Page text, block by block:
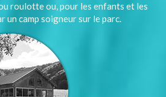
roulotte ou, pour les enfants et les
un camp soigneur sur le parc.